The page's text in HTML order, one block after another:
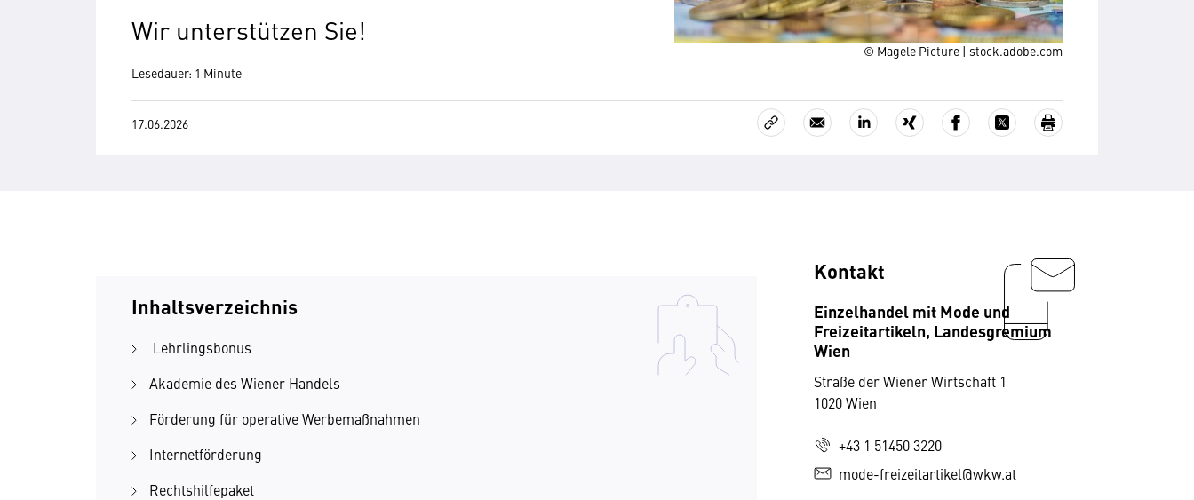
© Magele Picture | stock.adobe.com
Wir unterstützen Sie!
Lesedauer: 1 Minute
17.06.2026
Inhaltsverzeichnis
Lehrlingsbonus
Akademie des Wiener Handels
Förderung für operative Werbemaßnahmen
Internetförderung
Rechtshilfepaket
Kontakt
Einzelhandel mit Mode und
Freizeitartikeln, Landesgremium
Wien
Straße der Wiener Wirtschaft 1
1020 Wien
+43 1 51450 3220
mode-freizeitartikel@wkw.at